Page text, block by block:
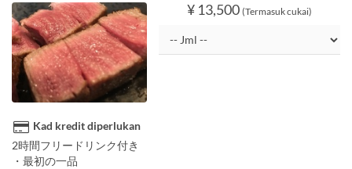
¥ 13,500 (Termasuk cukai)
Kad kredit diperlukan
2時間フリードリンク付き
・最初の一品